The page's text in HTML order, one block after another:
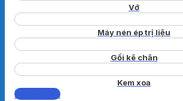
Vớ
Máy nén ép trị liệu
Gối kê chân
Kem xoa
Xem thêm